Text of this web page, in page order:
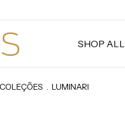
SHOP ALL
COLEÇÕES . LUMINARI